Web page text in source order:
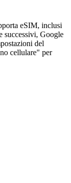
eSIM, inclusi
successivi, Google
del
cellulare" per